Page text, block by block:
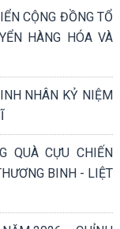
CỘNG ĐỒNG TỔ
HÀNG HÓA VÀ
NHÂN KỶ NIỆM
QUÀ CỰU CHIẾN
BINH - LIỆT